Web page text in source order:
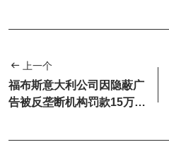
上一个
福布斯意大利公司因隐蔽广
告被反垄断机构罚款15万欧